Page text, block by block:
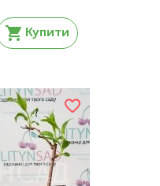
Купити